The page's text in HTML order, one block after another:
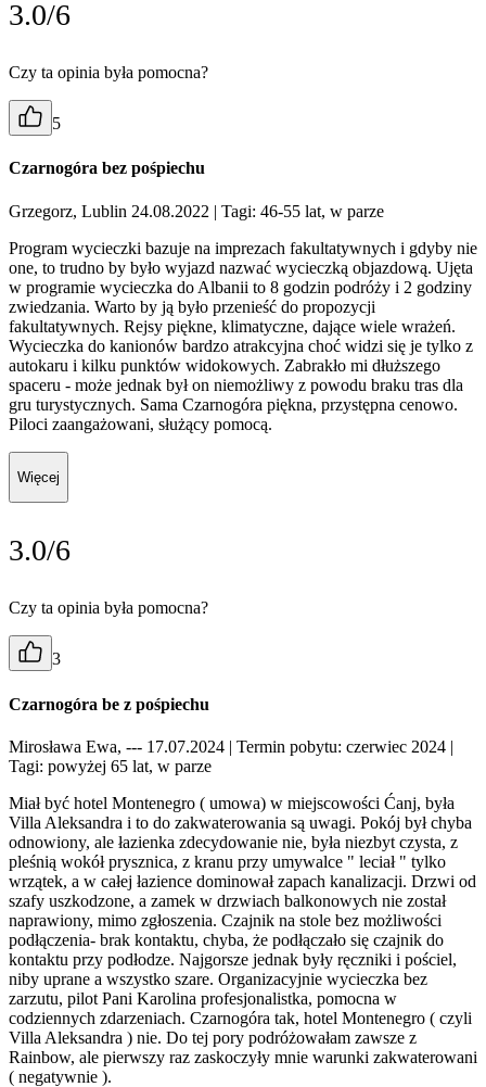
3.0/6
Czy ta opinia była pomocna?
5
Czarnogóra bez pośpiechu
Grzegorz, Lublin 24.08.2022 | Tagi: 46-55 lat, w parze
Program wycieczki bazuje na imprezach fakultatywnych i gdyby nie
one, to trudno by było wyjazd nazwać wycieczką objazdową. Ujęta
w programie wycieczka do Albanii to 8 godzin podróży i 2 godziny
zwiedzania. Warto by ją było przenieść do propozycji
fakultatywnych. Rejsy piękne, klimatyczne, dające wiele wrażeń.
Wycieczka do kanionów bardzo atrakcyjna choć widzi się je tylko z
autokaru i kilku punktów widokowych. Zabrakło mi dłuższego
spaceru - może jednak był on niemożliwy z powodu braku tras dla
gru turystycznych. Sama Czarnogóra piękna, przystępna cenowo.
Piloci zaangażowani, służący pomocą.
Więcej
3.0/6
Czy ta opinia była pomocna?
3
Czarnogóra be z pośpiechu
Mirosława Ewa, --- 17.07.2024 | Termin pobytu: czerwiec 2024 |
Tagi: powyżej 65 lat, w parze
Miał być hotel Montenegro ( umowa) w miejscowości Ćanj, była
Villa Aleksandra i to do zakwaterowania są uwagi. Pokój był chyba
odnowiony, ale łazienka zdecydowanie nie, była niezbyt czysta, z
pleśnią wokół prysznica, z kranu przy umywalce " leciał " tylko
wrzątek, a w całej łazience dominował zapach kanalizacji. Drzwi od
szafy uszkodzone, a zamek w drzwiach balkonowych nie został
naprawiony, mimo zgłoszenia. Czajnik na stole bez możliwości
podłączenia- brak kontaktu, chyba, że podłączało się czajnik do
kontaktu przy podłodze. Najgorsze jednak były ręczniki i pościel,
niby uprane a wszystko szare. Organizacyjnie wycieczka bez
zarzutu, pilot Pani Karolina profesjonalistka, pomocna w
codziennych zdarzeniach. Czarnogóra tak, hotel Montenegro ( czyli
Villa Aleksandra ) nie. Do tej pory podróżowałam zawsze z
Rainbow, ale pierwszy raz zaskoczyły mnie warunki zakwaterowani
( negatywnie ).